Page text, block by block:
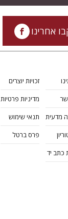
אחרינו
מדעית
כתב יד
זכויות יוצרים
מדיניות פרטיות
תנאי שימוש
פרס ברטל